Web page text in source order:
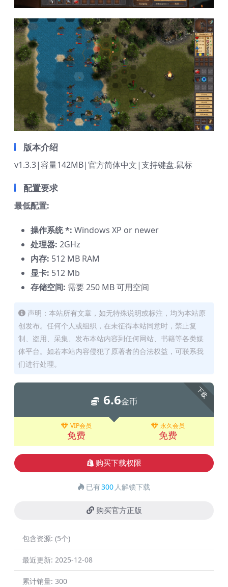
版本介绍
v1.3.3|容量142MB|官方简体中文|支持键盘.鼠标
配置要求
最低配置:
操作系统 *: Windows XP or newer
处理器: 2GHz
内存: 512 MB RAM
显卡: 512 Mb
存储空间: 需要 250 MB 可用空间
声明：本站所有文章，如无特殊说明或标注，均为本站原
创发布。任何个人或组织，在未征得本站同意时，禁止复
制、盗用、采集、发布本站内容到任何网站、书籍等各类媒
体平台。如若本站内容侵犯了原著者的合法权益，可联系我
们进行处理。
下载
6.6金币
VIP会员
免费
永久会员
免费
购买下载权限
已有300 人解锁下载
购买官方正版
包含资源: (5个)
最近更新: 2025-12-08
累计销量: 300